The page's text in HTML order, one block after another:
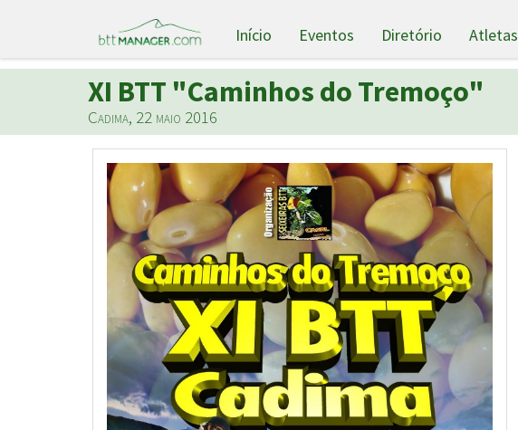
Início Eventos Diretório Atletas
XI BTT "Caminhos do Tremoço"
Cadima, 22 maio 2016